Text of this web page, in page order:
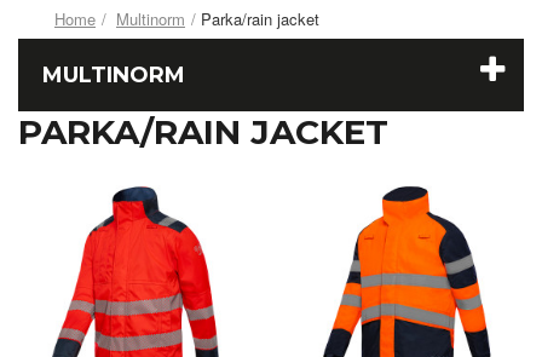
Home Multinorm Parka/rain jacket
MULTINORM
PARKA/RAIN JACKET